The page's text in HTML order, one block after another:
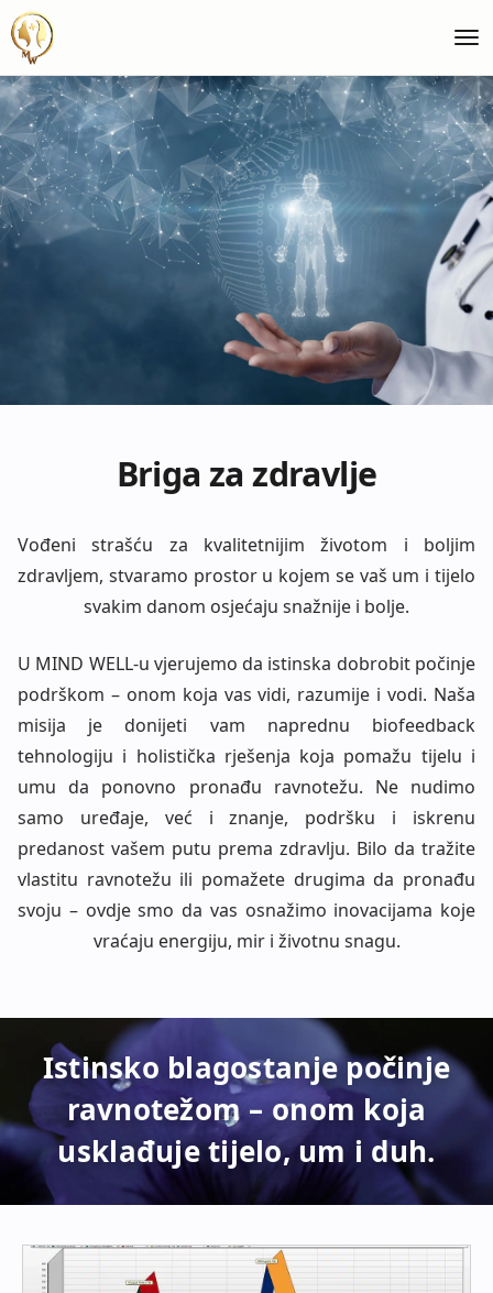
ZDRAVSTVENA
RJEŠENJA
Briga za zdravlje
Vođeni strašću za kvalitetnijim životom i boljim
zdravljem, stvaramo prostor u kojem se vaš um i tijelo
svakim danom osjećaju snažnije i bolje.
U MIND WELL-u vjerujemo da istinska dobrobit počinje
podrškom – onom koja vas vidi, razumije i vodi. Naša
misija je donijeti vam naprednu biofeedback
tehnologiju i holistička rješenja koja pomažu tijelu i
umu da ponovno pronađu ravnotežu. Ne nudimo
samo uređaje, već i znanje, podršku i iskrenu
predanost vašem putu prema zdravlju. Bilo da tražite
vlastitu ravnotežu ili pomažete drugima da pronađu
svoju – ovdje smo da vas osnažimo inovacijama koje
vraćaju energiju, mir i životnu snagu.
Istinsko blagostanje počinje
ravnotežom – onom koja
usklađuje tijelo, um i duh.